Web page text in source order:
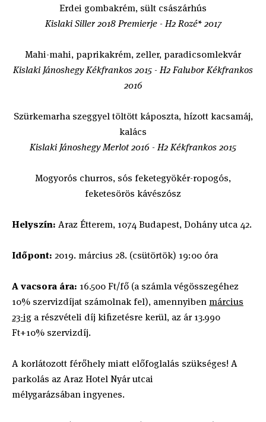
Erdei gombakrém, sült császárhús
Kislaki Siller 2018 Premierje - H2 Rozé* 2017
Mahi-mahi, paprikakrém, zeller, paradicsomlekvár
Kislaki Jánoshegy Kékfrankos 2015 - H2 Falubor Kékfrankos
2016
Szürkemarha szeggyel töltött káposzta, hízott kacsamáj,
kalács
Kislaki Jánoshegy Merlot 2016 - H2 Kékfrankos 2015
Mogyorós churros, sós feketegyökér-ropogós,
feketesörös kávészósz
Helyszín: Araz Étterem, 1074 Budapest, Dohány utca 42.
Időpont: 2019. március 28. (csütörtök) 19:00 óra
A vacsora ára: 16.500 Ft/fő (a számla végösszegéhez
10% szervizdíjat számolnak fel), amennyiben március
23-ig a részvételi díj kifizetésre kerül, az ár 13.990
Ft+10% szervizdíj.
A korlátozott férőhely miatt előfoglalás szükséges! A
parkolás az Araz Hotel Nyár utcai
mélygarázsában ingyenes.